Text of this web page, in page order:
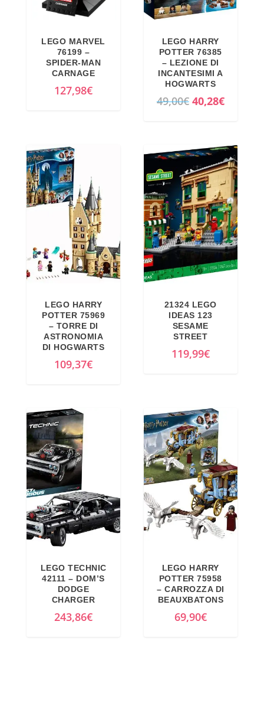
.
LEGO MARVEL
76199 –
SPIDER-MAN
CARNAGE
127,98€
LEGO HARRY
POTTER 76385
– LEZIONE DI
INCANTESIMI A
HOGWARTS
49,00€ I
r
e
z
z
o
o
r
g
n
a
l
e
:
4
9
,
0
0
€
.
40,28€I
r
e
z
z
o
a
t
t
u
.
LEGO HARRY
POTTER 75969
– TORRE DI
ASTRONOMIA
DI HOGWARTS
109,37€
21324 LEGO
IDEAS 123
SESAME
STREET
119,99€
LEGO TECHNIC
42111 – DOM’S
DODGE
CHARGER
243,86€
LEGO HARRY
POTTER 75958
– CARROZZA DI
BEAUXBATONS
69,90€